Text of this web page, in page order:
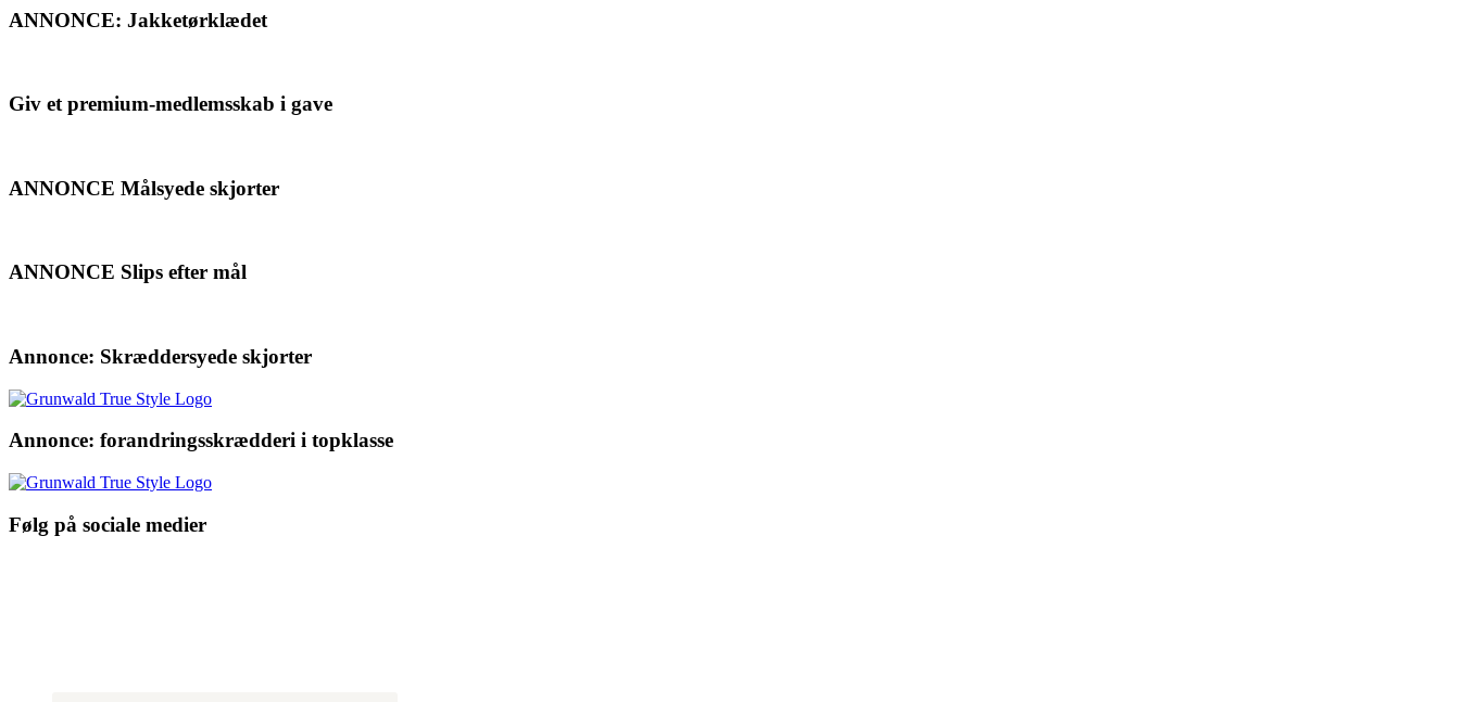
ANNONCE: Jakketørklædet
Giv et premium-medlemsskab i gave
ANNONCE Målsyede skjorter
ANNONCE Slips efter mål
Annonce: Skræddersyede skjorter
Annonce: forandringsskrædderi i topklasse
Følg på sociale medier